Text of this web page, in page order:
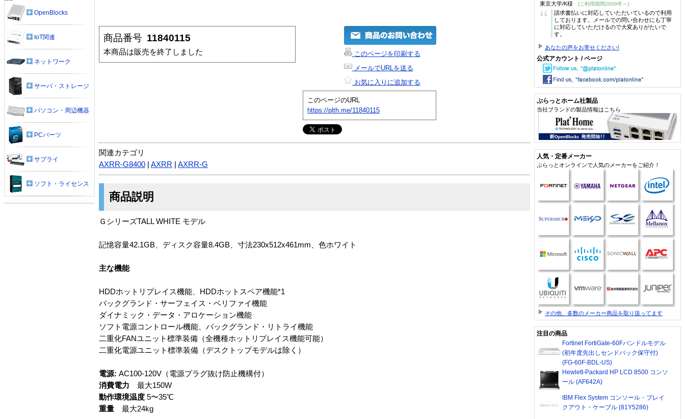
商品番号 11840115
本商品は販売を終了しました
このページを印刷する
メールでURLを送る
お気に入りに追加する
このページのURL
https://plth.me/11840115
関連カテゴリ
AXRR-G8400
AXRR AXRR-G
商品説明
ＧシリーズTALL WHITE モデル
記憶容量42.1GB、ディスク容量8.4GB、寸法230x512x461mm、色ホワイト
主な機能
HDDホットリプレイス機能、HDDホットスペア機能*1
バックグランド・サーフェイス・ベリファイ機能
ダイナミック・データ・アロケーション機能
ソフト電源コントロール機能、バックグランド・リトライ機能
二重化FANユニット標準装備（全機種ホットリプレイス機能可能）
二重化電源ユニット標準装備（デスクトップモデルは除く）
電源: AC100-120V（電源プラグ抜け防止機構付）
消費電力 最大150W
動作環境温度 5〜35℃
重量 最大24kg
OpenBlocks
IoT関連
ネットワーク
サーバ・ストレージ
パソコン・周辺機器
PCパーツ
サプライ
ソフト・ライセンス
東京大学/K様 (ご利用期間2009年～)
“
請求書払いに対応していただいているので利用
しております。メールでの問い合わせにも丁寧
に対応していただけるので大変ありがたいで
す。
あなたの声をお寄せください!
公式アカウント / ページ
ぷらっとホーム社製品
当社ブランドの製品情報はこちら
人気・定番メーカー
ぷらっとオンラインで人気のメーカーをご紹介！
その他、多数のメーカー商品を取り扱ってます
注目の商品
Fortinet FortiGate-60Fバンドルモデル
(初年度先出しセンドバック保守付)
(FG-60F-BDL-US)
Hewlett-Packard HP LCD 8500 コンソ
ール (AF642A)
IBM Flex System コンソール・ブレイ
クアウト・ケーブル (81Y5286)